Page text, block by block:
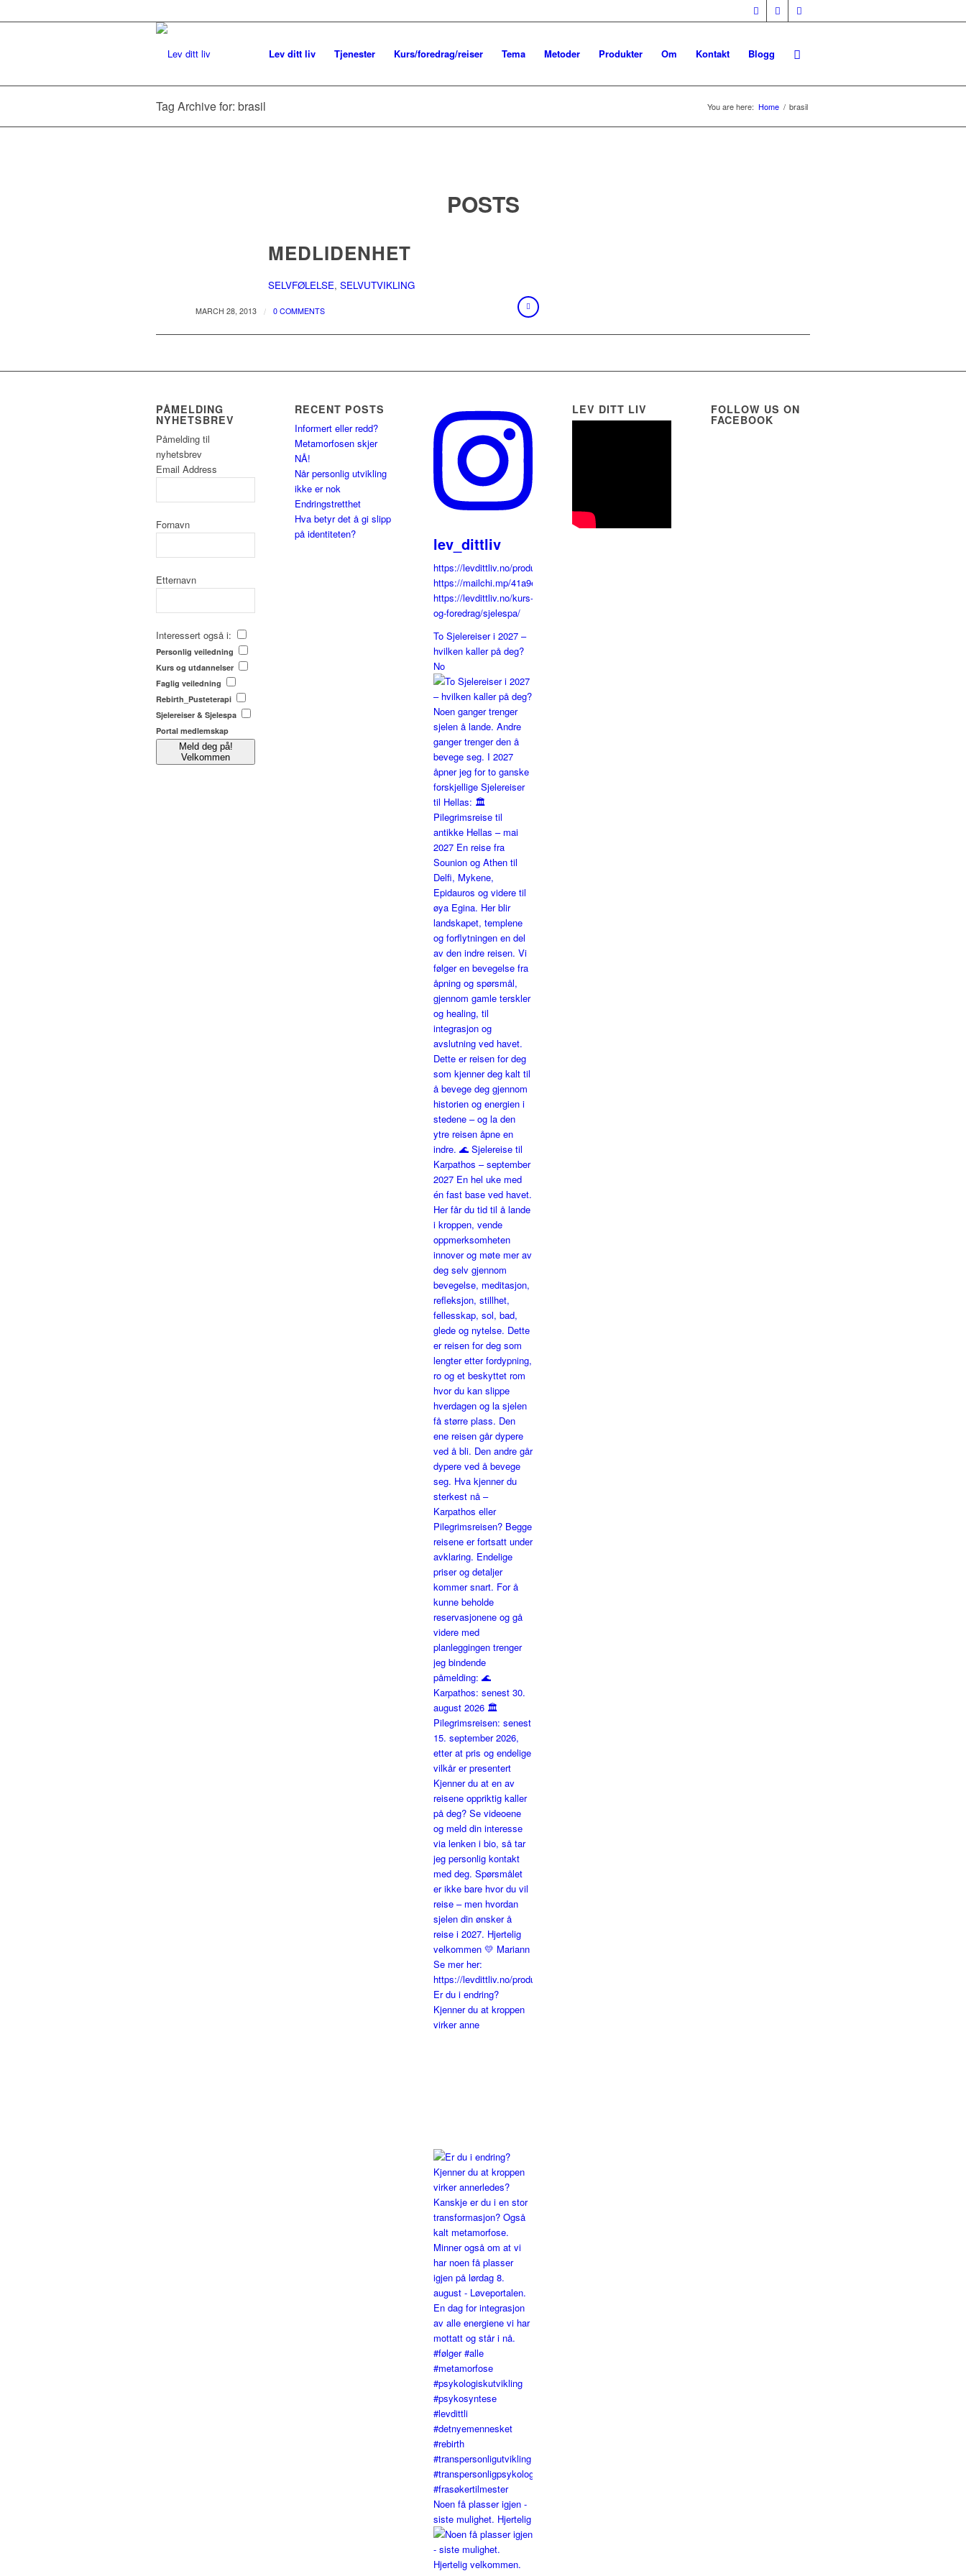
Lev ditt liv Tjenester Kurs/foredrag/reiser Tema Metoder Produkter Om Kontakt Blogg
Tag Archive for: brasil You are here: Home / brasil
POSTS
MEDLIDENHET
SELVFØLELSE, SELVUTVIKLING
MARCH 28, 2013 / 0 COMMENTS
PÅMELDING
NYHETSBREV
Påmelding til
nyhetsbrev
Email Address
Fornavn
Etternavn
Interessert også i:
Personlig veiledning
Kurs og utdannelser
Faglig veiledning
Rebirth_Pusteterapi
Sjelereiser & Sjelespa
Portal medlemskap
Meld deg på!
Velkommen
RECENT POSTS
Informert eller redd?
Metamorfosen skjer
NÅ!
Når personlig utvikling
ikke er nok
Endringstretthet
Hva betyr det å gi slipp
på identiteten?
lev_dittliv
https://levdittliv.no/produkter/sjelereiser/
https://mailchi.mp/41a9ed8bcd94/sjelereiser
https://levdittliv.no/kurs-
og-foredrag/sjelespa/
To Sjelereiser i 2027 –
hvilken kaller på deg?
No
Er du i endring?
Kjenner du at kroppen
virker anne
Noen få plasser igjen -
siste mulighet. Hjertelig
LEV DITT LIV FOLLOW US ON
FACEBOOK